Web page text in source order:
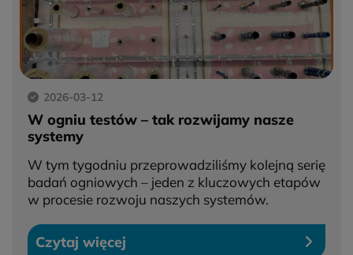
2026-03-12
W ogniu testów – tak rozwijamy nasze
systemy
W tym tygodniu przeprowadziliśmy kolejną serię
badań ogniowych – jeden z kluczowych etapów
w procesie rozwoju naszych systemów.
Czytaj więcej